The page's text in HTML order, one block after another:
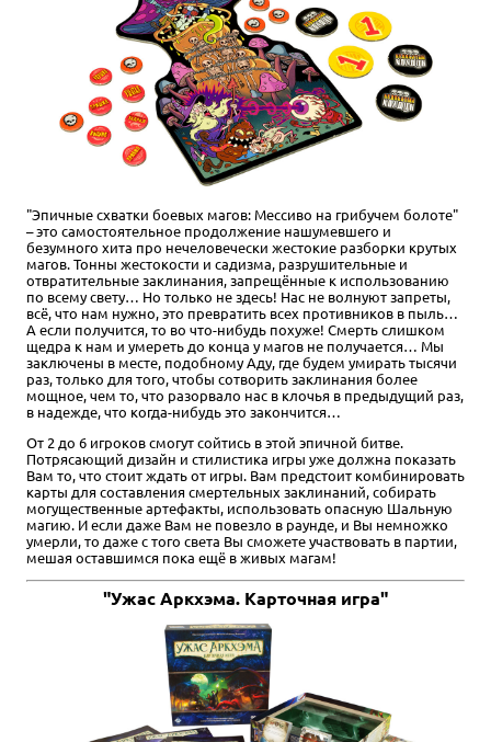
"Эпичные схватки боевых магов: Мессиво на грибучем болоте"
– это самостоятельное продолжение нашумевшего и
безумного хита про нечеловечески жестокие разборки крутых
магов. Тонны жестокости и садизма, разрушительные и
отвратительные заклинания, запрещённые к использованию
по всему свету… Но только не здесь! Нас не волнуют запреты,
всё, что нам нужно, это превратить всех противников в пыль…
А если получится, то во что-нибудь похуже! Смерть слишком
щедра к нам и умереть до конца у магов не получается… Мы
заключены в месте, подобному Аду, где будем умирать тысячи
раз, только для того, чтобы сотворить заклинания более
мощное, чем то, что разорвало нас в клочья в предыдущий раз,
в надежде, что когда-нибудь это закончится…
От 2 до 6 игроков смогут сойтись в этой эпичной битве.
Потрясающий дизайн и стилистика игры уже должна показать
Вам то, что стоит ждать от игры. Вам предстоит комбинировать
карты для составления смертельных заклинаний, собирать
могущественные артефакты, использовать опасную Шальную
магию. И если даже Вам не повезло в раунде, и Вы немножко
умерли, то даже с того света Вы сможете участвовать в партии,
мешая оставшимся пока ещё в живых магам!
"Ужас Аркхэма. Карточная игра"